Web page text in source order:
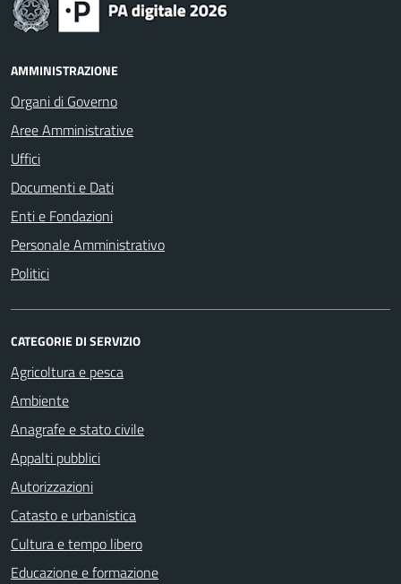
AMMINISTRAZIONE
Organi di Governo
Aree Amministrative
Uffici
Documenti e Dati
Enti e Fondazioni
Personale Amministrativo
Politici
CATEGORIE DI SERVIZIO
Agricoltura e pesca
Ambiente
Anagrafe e stato civile
Appalti pubblici
Autorizzazioni
Catasto e urbanistica
Cultura e tempo libero
Educazione e formazione